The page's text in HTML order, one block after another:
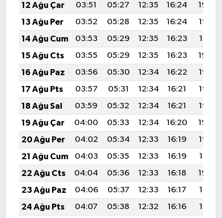
12 Ağu Çar
03:51 05:27 12:35 16:24
19:34
13 Ağu Per
03:52 05:28 12:35 16:24
19:32
14 Ağu Cum
03:53 05:29 12:35 16:23
19:31
15 Ağu Cts
03:55 05:29 12:35 16:23
19:30
16 Ağu Paz
03:56 05:30 12:34 16:22
19:28
17 Ağu Pts
03:57 05:31 12:34 16:21
19:27
18 Ağu Sal
03:59 05:32 12:34 16:21
19:26
19 Ağu Çar
04:00 05:33 12:34 16:20
19:24
20 Ağu Per
04:02 05:34 12:33 16:19
19:23
21 Ağu Cum
04:03 05:35 12:33 16:19
19:21
22 Ağu Cts
04:04 05:36 12:33 16:18
19:20
23 Ağu Paz
04:06 05:37 12:33 16:17
19:18
24 Ağu Pts
04:07 05:38 12:32 16:16
19:17